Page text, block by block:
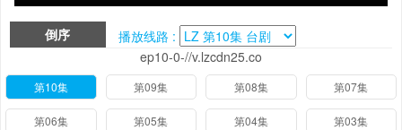
倒序
播放线路 :
ep10-0-//v.lzcdn25.co
第10集 第09集 第08集 第07集
第06集 第05集 第04集 第03集